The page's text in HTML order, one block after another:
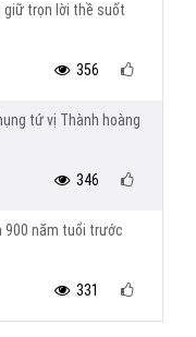
giữ trọn lời thề suốt
356
tứ vị Thành hoàng
346
900 năm tuổi trước
331